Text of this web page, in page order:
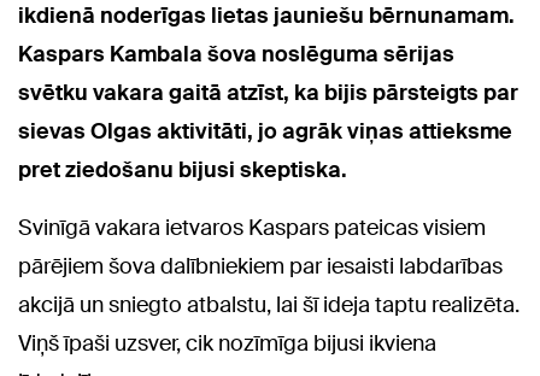
ikdienā noderīgas lietas jauniešu bērnunamam.
Kaspars Kambala šova noslēguma sērijas
svētku vakara gaitā atzīst, ka bijis pārsteigts par
sievas Olgas aktivitāti, jo agrāk viņas attieksme
pret ziedošanu bijusi skeptiska.
Svinīgā vakara ietvaros Kaspars pateicas visiem
pārējiem šova dalībniekiem par iesaisti labdarības
akcijā un sniegto atbalstu, lai šī ideja taptu realizēta.
Viņš īpaši uzsver, cik nozīmīga bijusi ikviena